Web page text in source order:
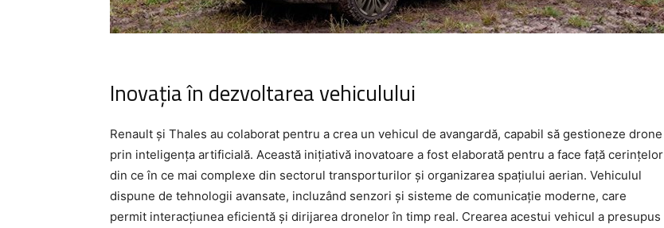
Inovația în dezvoltarea vehiculului
Renault și Thales au colaborat pentru a crea un vehicul de avangardă, capabil să gestioneze drone
prin inteligența artificială. Această inițiativă inovatoare a fost elaborată pentru a face față cerințelor
din ce în ce mai complexe din sectorul transporturilor și organizarea spațiului aerian. Vehiculul
dispune de tehnologii avansate, incluzând senzori și sisteme de comunicație moderne, care
permit interacțiunea eficientă și dirijarea dronelor în timp real. Crearea acestui vehicul a presupus